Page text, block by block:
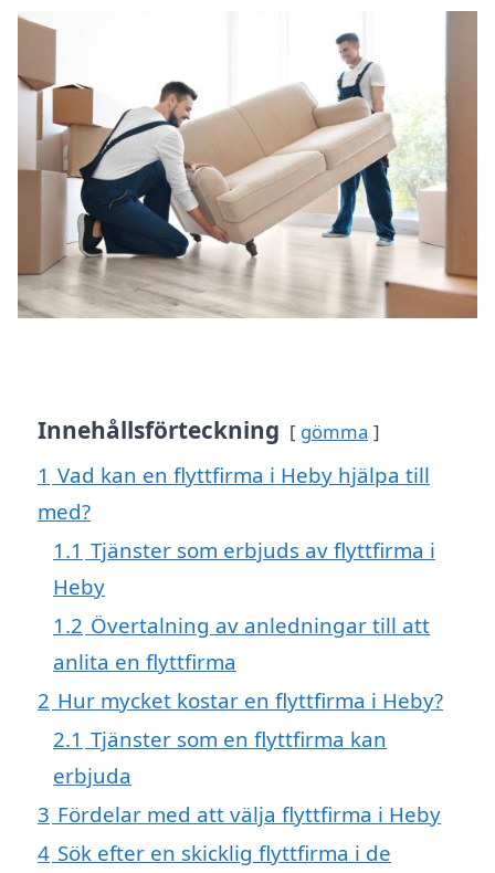
Innehållsförteckning gömma
1 Vad kan en flyttfirma i Heby hjälpa till
med?
1.1 Tjänster som erbjuds av flyttfirma i
Heby
1.2 Övertalning av anledningar till att
anlita en flyttfirma
2 Hur mycket kostar en flyttfirma i Heby?
2.1 Tjänster som en flyttfirma kan
erbjuda
3 Fördelar med att välja flyttfirma i Heby
4 Sök efter en skicklig flyttfirma i de